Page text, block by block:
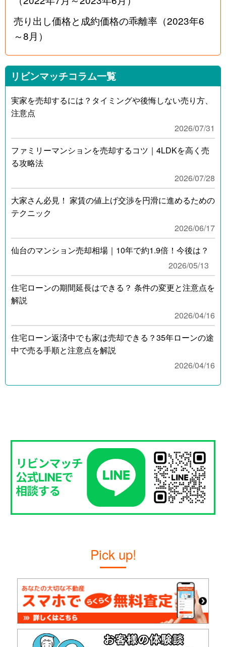
売り出し価格と成約価格の乖離率（2023年6
～8月）
リビンマッチコラム一覧
実家を売却するには？タイミングや後悔しない売り方、
注意点
2026/07/31
ファミリーマンションを売却するコツ｜4LDKを高く売
る攻略法
2026/07/28
大家さん必見！ 家賃の値上げ交渉を円滑に進めるための
テクニック
2026/06/17
仙台のマンション売却相場｜10年で約1.9倍！今後は？
2026/05/13
住宅ローンの期間延長はできる？ 条件の変更と注意点を
解説
2026/04/16
住宅ローン返済中でも家は売却できる？35年ローンの途
中で売る手順と注意点を解説
2026/04/16
Pick up!